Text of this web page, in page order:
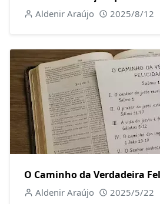
Aldenir Araújo 2025/8/12
O Caminho da Verdadeira
Aldenir Araújo 2025/5/22